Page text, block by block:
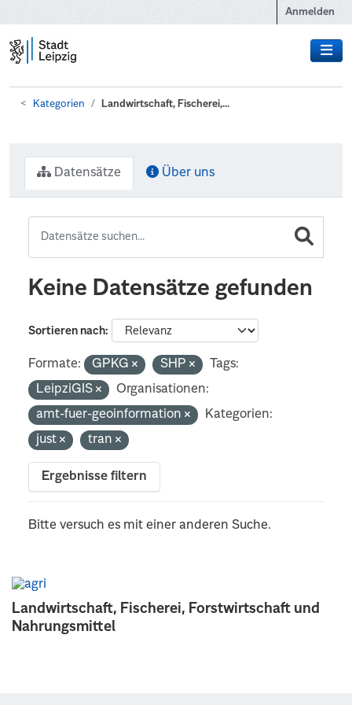
Anmelden
Kategorien Landwirtschaft, Fischerei,...
Landwirtschaft, Fischerei, Forstwirtschaft und
Nahrungsmittel
Datensätze Über uns
Keine Datensätze gefunden
Sortieren nach
Formate: GPKG SHP
Tags:
LeipziGIS
Organisationen:
amt-fuer-geoinformation
Kategorien:
just
tran
Ergebnisse filtern
Bitte versuch es mit einer anderen Suche.